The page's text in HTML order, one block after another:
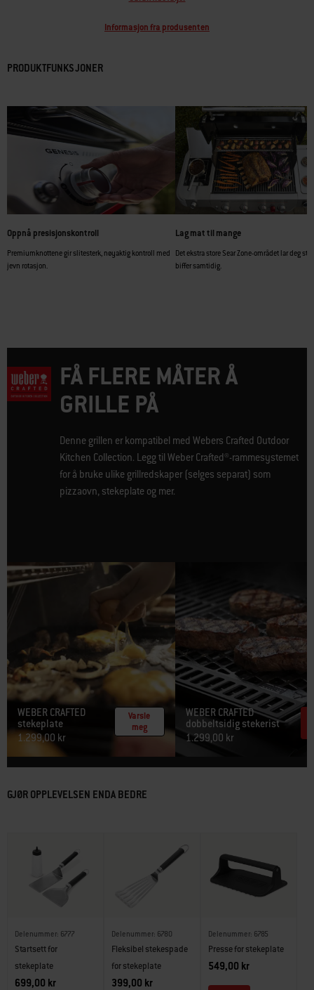
Informasjon fra produsenten
PRODUKTFUNKSJONER
Oppnå presisjonskontroll
Premiumknottene gir slitesterk, nøyaktig kontroll med
jevn rotasjon.
Lag mat til mange
Det ekstra store Sear Zone-området lar deg
biffer samtidig.
FÅ FLERE MÅTER Å
GRILLE PÅ
Denne grillen er kompatibel med Webers Crafted Outdoor
Kitchen Collection. Legg til Weber Crafted®-rammesystemet
for å bruke ulike grillredskaper (selges separat) som
pizzaovn, stekeplate og mer.
WEBER CRAFTED
stekeplate​
1.299,00 kr
Varsle
meg
WEBER CRAFTED​
dobbeltsidig stekerist​
1.299,00 kr
GJØR OPPLEVELSEN ENDA BEDRE
Delenummer: 6777
Startsett for
stekeplate
699,00 kr
Delenummer: 6780
Fleksibel stekespade
for stekeplate
399,00 kr
Delenummer: 6785
Presse for stekeplate
549,00 kr